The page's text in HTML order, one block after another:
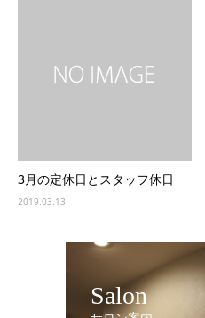
3月の定休日とスタッフ休日
2019.03.13
Salon